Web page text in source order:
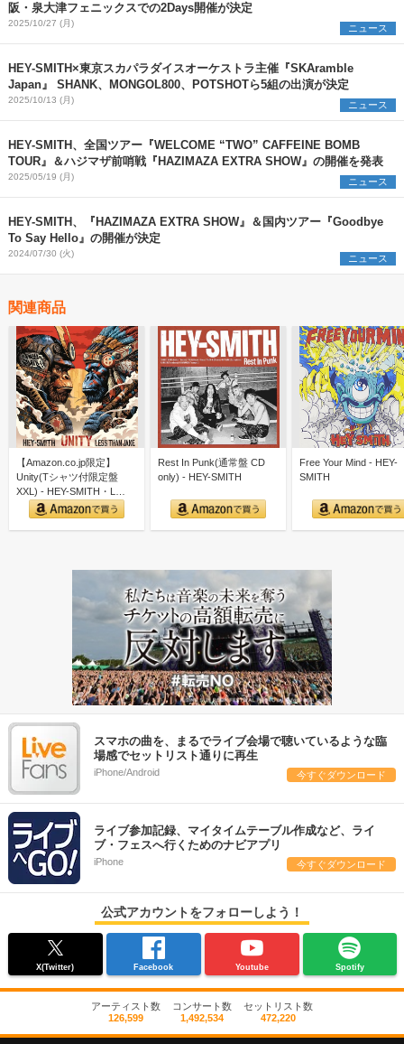
阪・泉大津フェニックスでの2Days開催が決定
2025/10/27 (月) ニュース
HEY-SMITH×東京スカパラダイスオーケストラ主催『SKAramble
Japan』 SHANK、MONGOL800、POTSHOTら5組の出演が決定
2025/10/13 (月) ニュース
HEY-SMITH、全国ツアー『WELCOME “TWO” CAFFEINE BOMB
TOUR』＆ハジマザ前哨戦『HAZIMAZA EXTRA SHOW』の開催を発表
2025/05/19 (月) ニュース
HEY-SMITH、『HAZIMAZA EXTRA SHOW』＆国内ツアー『Goodbye
To Say Hello』の開催が決定
2024/07/30 (火) ニュース
関連商品
【Amazon.co.jp限定】
Unity(Tシャツ付限定盤
XXL) - HEY-SMITH・L…
Rest In Punk(通常盤 CD
only) - HEY-SMITH
Free Your Mind - HEY-
SMITH
スマホの曲を、まるでライブ会場で聴いているような臨
場感でセットリスト通りに再生
iPhone/Android 今すぐダウンロード
ライブ参加記録、マイタイムテーブル作成など、ライ
ブ・フェスへ行くためのナビアプリ
iPhone 今すぐダウンロード
公式アカウントをフォローしよう！
X(Twitter) Facebook Youtube Spotify
アーティスト数
126,599
コンサート数
1,492,534
セットリスト数
472,220